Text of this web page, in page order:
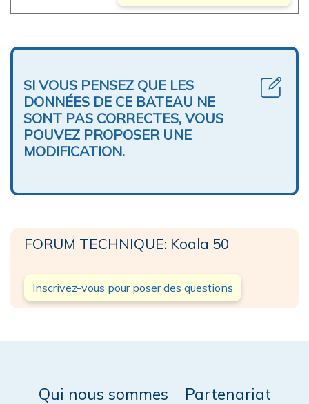
SI VOUS PENSEZ QUE LES
DONNÉES DE CE BATEAU NE
SONT PAS CORRECTES, VOUS
POUVEZ PROPOSER UNE
MODIFICATION.
FORUM TECHNIQUE: Koala 50
Inscrivez-vous pour poser des questions
Qui nous sommes Partenariat